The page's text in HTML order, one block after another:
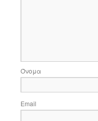
Όνομα
Email